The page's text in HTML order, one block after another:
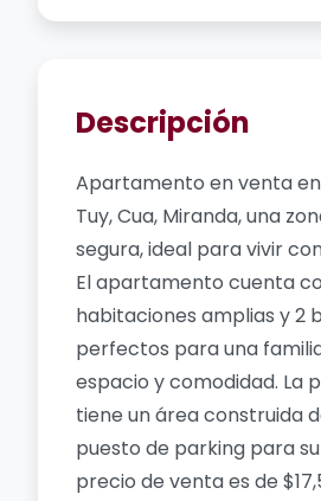
Descripción
Apartamento en venta en
Tuy, Cua, Miranda, una
segura, ideal para vivir
El apartamento cuenta
habitaciones amplias y 2
perfectos para una
espacio y comodidad. La
tiene un área construida
puesto de parking para
precio de venta es de